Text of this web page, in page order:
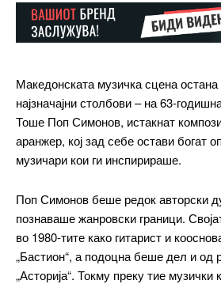
Македонската музичка сцена
најзначајни столбови – на 63-
Тоше Поп Симонов, истакнат
аранжер, кој зад себе остави богат
музичари кои ги инспирираше.
Поп Симонов беше редок авторски
познаваше жанровски граници.
во 1980-тите како гитарист и
„Бастион“, а подоцна беше дел и од
„Асторија“. Токму преку тие музички